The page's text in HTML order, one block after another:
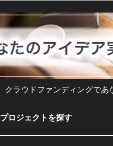
クラウドファンディングで
プロジェクトを探す